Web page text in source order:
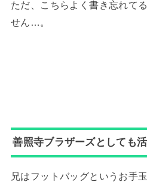
ただ、こちらよく書き忘れて
せん…。
善照寺ブラザーズとしても
兄はフットバッグというお手